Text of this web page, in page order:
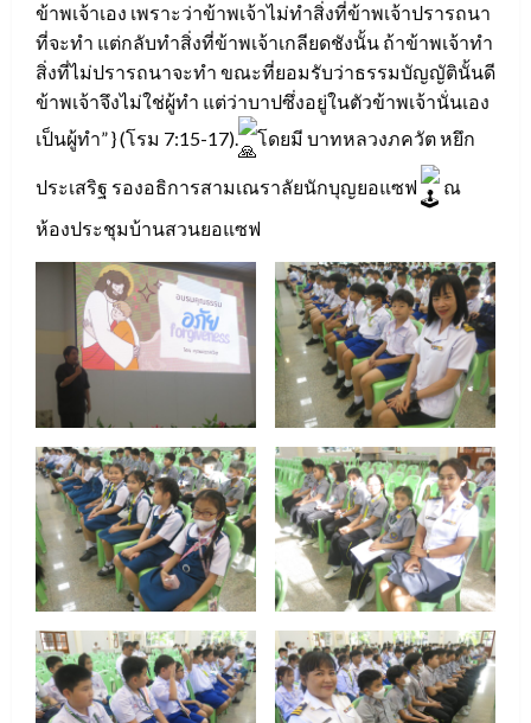
ข้าพเจ้าเอง เพราะว่าข้าพเจ้าไม่ทำสิ่งที่ข้าพเจ้าปรารถนา
ที่จะทำ แต่กลับทำสิ่งที่ข้าพเจ้าเกลียดชังนั้น ถ้าข้าพเจ้าทำ
สิ่งที่ไม่ปรารถนาจะทำ ขณะที่ยอมรับว่าธรรมบัญญัตินั้นดี
ข้าพเจ้าจึงไม่ใช่ผู้ทำ แต่ว่าบาปซึ่งอยู่ในตัวข้าพเจ้านั่นเอง
เป็นผู้ทำ” } (โรม 7:15-17).
โดยมี บาทหลวงภควัต หยึก
ประเสริฐ รองอธิการสามเณราลัยนักบุญยอแซฟ
ณ
ห้องประชุมบ้านสวนยอแซฟ